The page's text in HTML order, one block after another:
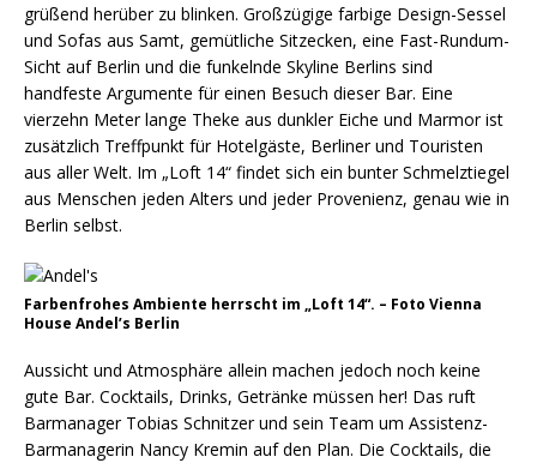
grüßend herüber zu blinken. Großzügige farbige Design-Sessel
und Sofas aus Samt, gemütliche Sitzecken, eine Fast-Rundum-
Sicht auf Berlin und die funkelnde Skyline Berlins sind
handfeste Argumente für einen Besuch dieser Bar. Eine
vierzehn Meter lange Theke aus dunkler Eiche und Marmor ist
zusätzlich Treffpunkt für Hotelgäste, Berliner und Touristen
aus aller Welt. Im „Loft 14“ findet sich ein bunter Schmelztiegel
aus Menschen jeden Alters und jeder Provenienz, genau wie in
Berlin selbst.
Farbenfrohes Ambiente herrscht im „Loft 14“. – Foto Vienna
House Andel’s Berlin
Aussicht und Atmosphäre allein machen jedoch noch keine
gute Bar. Cocktails, Drinks, Getränke müssen her! Das ruft
Barmanager Tobias Schnitzer und sein Team um Assistenz-
Barmanagerin Nancy Kremin auf den Plan. Die Cocktails, die